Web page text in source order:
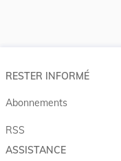
RESTER INFORMÉ
Abonnements
RSS
ASSISTANCE